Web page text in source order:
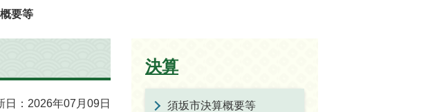
要等
日：2026年07月09日
決算
須坂市決算概要等